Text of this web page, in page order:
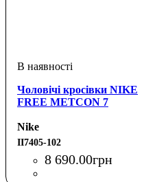
Чоловічі кросівки NIKE
FREE METCON 7
Nike
II7405-102
8 690.00грн